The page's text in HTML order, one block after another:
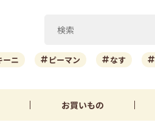
ーニ ピーマン なす
お買いもの